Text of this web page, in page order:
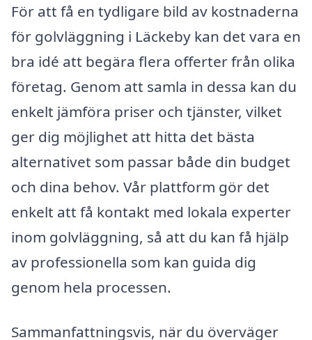
För att få en tydligare bild av kostnaderna
för golvläggning i Läckeby kan det vara en
bra idé att begära flera offerter från olika
företag. Genom att samla in dessa kan du
enkelt jämföra priser och tjänster, vilket
ger dig möjlighet att hitta det bästa
alternativet som passar både din budget
och dina behov. Vår plattform gör det
enkelt att få kontakt med lokala experter
inom golvläggning, så att du kan få hjälp
av professionella som kan guida dig
genom hela processen.
Sammanfattningsvis, när du överväger